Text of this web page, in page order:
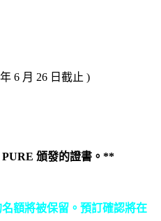
6 月 26 日截止 )
頒發的證書。**
額將被保留。預訂確認將在